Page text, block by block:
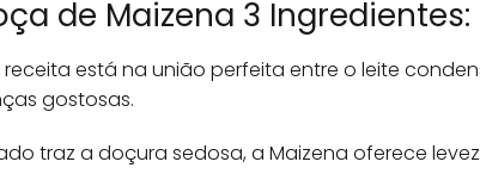
de Maizena 3
está na união perfeita entre o leite
gostosas.
traz a doçura sedosa, a Maizena oferece